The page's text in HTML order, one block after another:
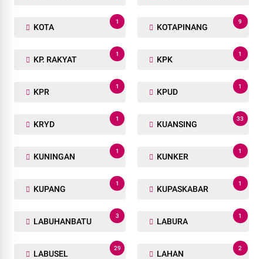
KOTA
1
KOTAPINANG
9
KP. RAKYAT
1
KPK
1
KPR
1
KPUD
1
KRYD
1
KUANSING
33
KUNINGAN
1
KUNKER
1
KUPANG
1
KUPASKABAR
1
LABUHANBATU
3
LABURA
1
LABUSEL
29
LAHAN
2